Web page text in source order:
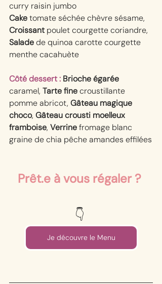
curry raisin jumbo
Cake tomate séchée chèvre sésame,
Croissant poulet courgette coriandre,
Salade de quinoa carotte courgette
menthe cacahuète
Côté dessert : Brioche égarée
caramel, Tarte fine croustillante
pomme abricot, Gâteau magique
choco, Gâteau crousti moelleux
framboise, Verrine fromage blanc
graine de chia pêche amandes effilées
Prêt.e à vous régaler ?
👇⁠
Je découvre le Menu